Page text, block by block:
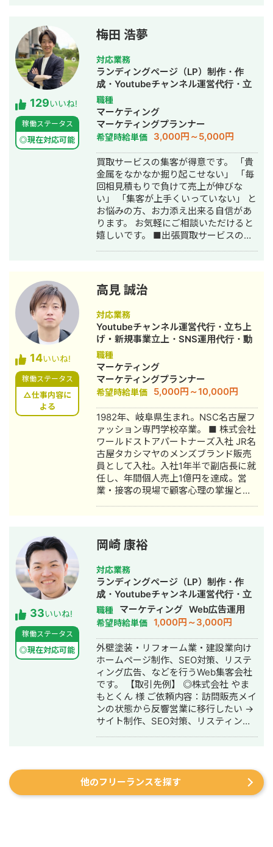
ロジェクトに全力で取り組みます。
また、常にレスを早めに対応を心がけ
ておりまして24時間365日対応が可能
です。 実際、弊社は地域名＋施術で上
位表示が得意得意で、かなりの施術名
をハックしています。 また、医療広告
ガイドライン、薬機法にも対応した知
見もあり安全性にも対応しておりま
す。 ■実績■ ・某美容系ビックワード
で圏外→10位以内（半年） ・美容施術
系ビッグワード 2位 ・新規患者数PV
が3ヶ月で２倍 ・半年で新規患者数が
1.5倍！
129いいね!
稼働ステータス
◎現在対応可能
梅田 浩夢
対応業務
ランディングページ（LP）制作・作
成・Youtubeチャンネル運営代行・立
ち上げ・SEO対策・SNS運用代行・記
事作成代行・ライティング・ホームペ
ージ制作・作成・リスティング広告運
用代行・オウンドメディア制作・構
築・運用代行
職種
マーケティング
マーケティングプランナー
希望時給単価 3,000円～5,000円
買取サービスの集客が得意です。 「貴
金属をなかなか掘り起こせない」 「毎
回相見積もりで負けて売上が伸びな
い」 「集客が上手くいっていない」 と
お悩みの方、お力添え出来る自信があ
ります。 お気軽にご相談いただけると
嬉しいです。 ■出張買取サービスの集
ケ支援会社（当時社員7名）にインター
ンとして参画し、案件獲得に向けた自
社集客（SEO・Web広告運用・LP制
作・YouTubeチャンネル運用・メール
マーケティング等）を担当。 2022年3
月 名古屋大学理学部数学科卒。 2022
年4月〜 Webマーケ会社勤務。人材
系クライアントを主に担当。 2024年11
月 これまでの経験を活かして独立し、
株式会社プラマーケを設立。 ホームペ
ージ：https://plumarke.co.jp/ ■実績
（※一部抜粋） #広告運用 ・出張買取
サービスにて、ROAS350%など、好調
な事例が複数あり。 ・StockSun営業
代行サービス「カリトルくん」、
StockSunサロンの広告運用を担当。
・ベンチャー企業~大手企業のWebマ
ーケティング支援に携わり、Web広告
運用、LP制作を担当。費用対効果を
対策を1人で担当し、月間アクセス数を
約7倍(3,000→約22,000)、月間問い合
わせ件数を1件から4〜5件まで成長。
・人材系SEOメディアにてKW「商標名
+評判」で1位、「転職エージェント お
すすめ」で10位以内を獲得。
#YouTube ・法人向けYouTubeチャン
ネル運営に立ち上げ時から携わり、チ
ャンネル登録者数4,000人、月間商談獲
得10〜15件達成。 →企画、台本作成、
撮影、編集、分析全て担当。 ■ 主な経
験業界 ・買取サービス ・不用品回収
・人材紹介：toC/toBいずれも経験あり
・営業代行 ・SaaS ・広告代理店 ・飲
食店 ・官公庁
14いいね!
稼働ステータス
△仕事内容に
よる
高見 誠治
対応業務
Youtubeチャンネル運営代行・立ち上
げ・新規事業立上・SNS運用代行・動
画制作・動画編集
職種
マーケティング
マーケティングプランナー
希望時給単価 5,000円～10,000円
1982年、岐阜県生まれ。NSC名古屋フ
ァッション専門学校卒業。 ■ 株式会社
ワールドストアパートナーズ入社 JR名
古屋タカシマヤのメンズブランド販売
員として入社。入社1年半で副店長に就
任し、年間個人売上1億円を達成。営
業・接客の現場で顧客心理の掌握と売
26歳で退職。国家資格取得を目指し医
療短期大学へ入学。 ■ 柔道整復師 国
家資格取得・整形外科入職 資格取得
後、岐阜県内の整形外科クリニックに
入職。臨床の現場で集客・経営課題を
肌で感じ、デジタルマーケティングへ
の関心が深まる。 ■ 誠美接骨院 創
業・FC学習塾 オーナー就任 岐阜県に
「誠美接骨院」を開業。県下初の取り
組みとして交通事故専門弁護士法人と
の業務提携を締結し、客単価80,000円
の高単価ビジネスモデルを確立。その
後、FC学習塾「キミノスクール岐阜
校」のオーナーとしても教育事業に参
入。自院・塾の集客でSNSやLINEを活
用したデジタルマーケティングを実
践・検証する中で、中小企業向けの
RYS REALIZE 代表取締役（創業・現在
13年目） 「地域の利益を生み出し課題
解決を実現する（Regional Yield
33いいね!
稼働ステータス
◎現在対応可能
岡崎 康裕
対応業務
ランディングページ（LP）制作・作
成・Youtubeチャンネル運営代行・立
ち上げ・SEO対策・新規事業立上・
SNS運用代行・記事作成代行・ライテ
ィング・ホームページ制作・作成・バ
ナー制作・デザイン・リスティング広
告運用代行・オウンドメディア制作・
構築・運用代行・動画制作・動画編集
職種 マーケティング Web広告運用
希望時給単価 1,000円～3,000円
外壁塗装・リフォーム業・建設業向け
ホームページ制作、SEO対策、リステ
ィング広告、などを行うWeb集客会社
です。 【取引先例】 ◎株式会社 やま
もとくん 様 ご依頼内容：訪問販売メイ
ンの状態から反響営業に移行したい →
サイト制作、SEO対策、リスティング
ムコーポレーション（ユーペイント）
様 ご依頼内容：Web集客を依頼したい
→サイト制作、SEO対策、リスティン
他のフリーランスを探す